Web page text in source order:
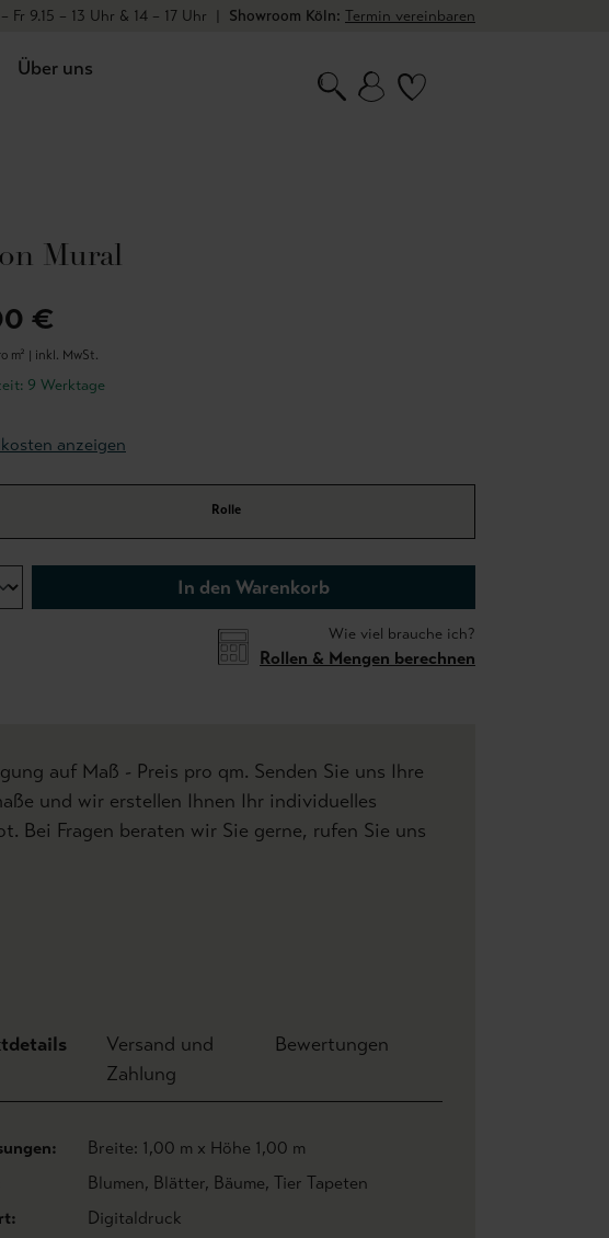
Fr 9.15 – 13 Uhr & 14 – 17 Uhr | Showroom Köln: Termin vereinbaren
Über uns
Mural
€
m² | inkl. MwSt.
9 Werktage
anzeigen
Rolle
In den Warenkorb
Wie viel brauche ich?
Rollen & Mengen berechnen
auf Maß - Preis pro qm. Senden Sie uns Ihre
und wir erstellen Ihnen Ihr individuelles
Bei Fragen beraten wir Sie gerne, rufen Sie uns
Versand und
Zahlung
Bewertungen
Breite: 1,00 m x Höhe 1,00 m
Blumen, Blätter, Bäume, Tier Tapeten
Digitaldruck